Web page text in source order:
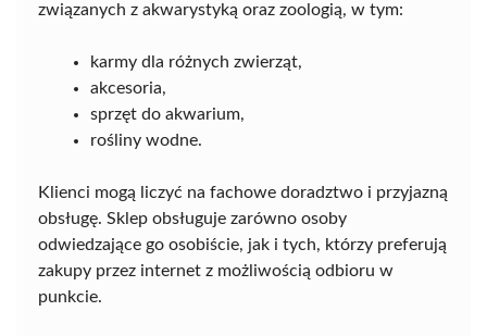
związanych z akwarystyką oraz zoologią, w tym:
karmy dla różnych zwierząt,
akcesoria,
sprzęt do akwarium,
rośliny wodne.
Klienci mogą liczyć na fachowe doradztwo i przyjazną
obsługę. Sklep obsługuje zarówno osoby
odwiedzające go osobiście, jak i tych, którzy preferują
zakupy przez internet z możliwością odbioru w
punkcie.